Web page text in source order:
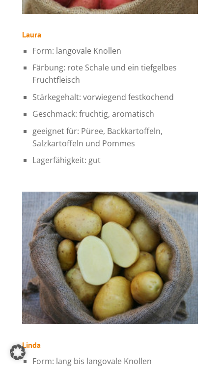
Laura
Form: langovale Knollen
Färbung: rote Schale und ein tiefgelbes
Fruchtfleisch
Stärkegehalt: vorwiegend festkochend
Geschmack: fruchtig, aromatisch
geeignet für: Püree, Backkartoffeln,
Salzkartoffeln und Pommes
Lagerfähigkeit: gut
Linda
Form: lang bis langovale Knollen